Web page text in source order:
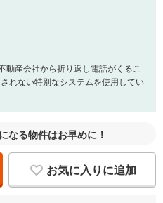
動産会社から折り返し電話がくるこ
れない特別なシステムを使用してい
なる物件はお早めに！
お気に入りに追加